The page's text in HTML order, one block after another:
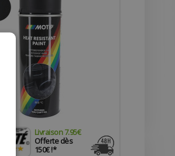
Livraison 7.95€
Offerte dès
150€ !*